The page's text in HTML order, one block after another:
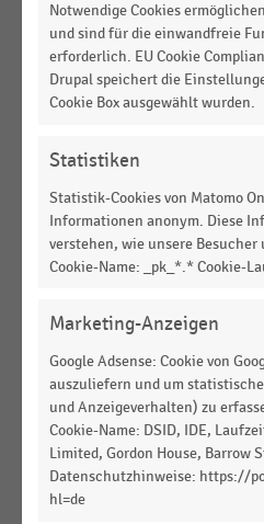
MÖBELHANDEL|
Kundenzufriedenheit
ausgewählter
MÖBELHANDEL|STATISTIK
ausgewählter
MÖBELHANDEL |
Anzahl der
Bettenlager) in
DEUTSCHSPRACHIGER
Top 100 der
stationären
INTERNATIONALER
Ranking der
Möbelhandel in
Notwendige Cookies
und sind für die einwandfreie
erforderlich. EU Cookie
Drupal speichert die
Cookie Box ausgewählt wurden.
Statistiken
Statistik-Cookies von Matomo
Informationen anonym. Diese
verstehen, wie unsere Besucher
Cookie-Name: _pk_*.* Cookie-
Marketing-Anzeigen
Google Adsense: Cookie von
auszuliefern und um
und Anzeigeverhalten) zu
Cookie-Name: DSID, IDE,
Limited, Gordon House, Barrow
Datenschutzhinweise: https://
hl=de